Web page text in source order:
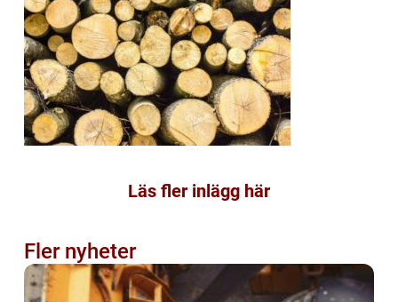
Läs fler inlägg här
Fler nyheter